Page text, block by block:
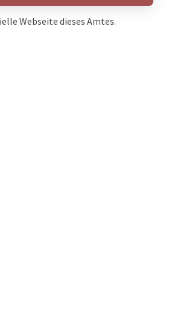
Webseite dieses Amtes.